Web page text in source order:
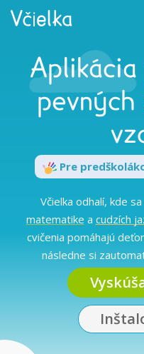
pevných
Pre
Včielka odhalí, kde
matematike a cudzích
cvičenia pomáhajú
následne si